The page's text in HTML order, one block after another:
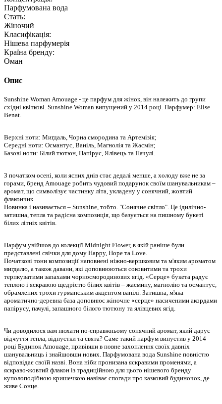
Парфумована вода
Стать:
Жіночий
Класифікація:
Нішева парфумерія
Країна бренду:
Оман
Опис
Sunshine Woman Amouage - це парфум для жінок, він належить до групи
східні квіткові. Sunshine Woman випущений у 2014 році. Парфумер: Elise
Benat.
Верхні ноти: Мигдаль, Чорна смородина та Артемізія;
Середні ноти: Османтус, Ваніль, Магнолія та Жасмін;
Базові ноти: Білий тютюн, Папірус, Ялівець та Пачулі.
З початком осені, коли ясних днів стає дедалі менше, а холоду вже не за
горами, бренд Amouage робить чудовий подарунок своїм шанувальникам –
аромат, що символізує частинку літа, укладену у сонячний, жовтий
флакончик.
Новинка і називається – Sunshine, тобто. "Сонячне світло". Це ідилічно-
затишна, тепла та радісна композиція, що базується на пишному букеті
білих літніх квітів.
Парфум увійшов до колекції Midnight Flower, в якій раніше були
представлені свічки для дому Happy, Hope та Love.
Початкові тони композиції наповнені ніжно-вершковим та м'яким ароматом
мигдалю, а також давани, які доповнюються соковитими та трохи
терпкуватими запахами чорносмородинових ягід. «Серце» букета радує
теплою і яскравою щедрістю білих квітів – жасмину, магнолію та османтус,
обрамлених трохи гурманським акцентом ванілі. Затишна, м'яка
ароматично-деревна база доповнює жіночне «серце» насиченими акордами
папірусу, пачулі, запашного білого тютюну та ялівцевих ягід.
Чи доводилося вам нюхати по-справжньому сонячний аромат, який дарує
відчуття тепла, відпустки та свята? Саме такий парфум випустив у 2014
році Будинок Amouage, привівши в повне захоплення своїх давніх
шанувальниць і знайшовши нових. Парфумована вода Sunshine повністю
відповідає своїй назві. Вона ніби пронизана яскравими променями, а
яскраво-жовтий флакон із традиційною для цього нішевого бренду
куполоподібною кришечкою навіває спогади про казковий будиночок, де
живе Сонце.